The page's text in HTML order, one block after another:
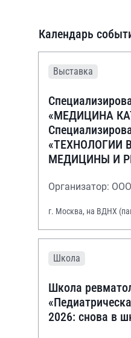
Календарь
Выставка
«МЕДИЦИНА
«ТЕХНОЛОГИИ
МЕДИЦИНЫ И
Организатор:
г. Москва, на ВДНХ
Школа
Школа
2026: снова в